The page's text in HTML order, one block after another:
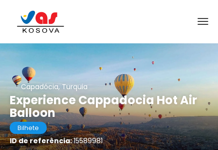
Capadócia, Turquia
Experience Cappadocia Hot Air
Balloon
Bilhete
ID de referência:15589981